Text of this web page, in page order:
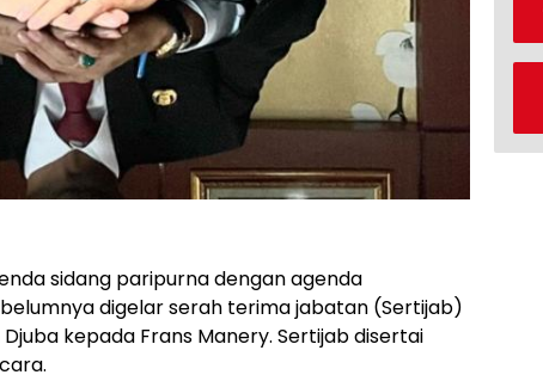
sidang paripurna dengan agenda
digelar serah terima jabatan (Sertijab)
kepada Frans Manery. Sertijab disertai